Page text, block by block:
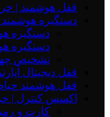
قفل هوشمند |
دستگیره هوشمند
دستگیره
دستگیره
تشخیص
قفل دیجیتال
قفل هوشمند
اکسس کنترل |
کارت و رمز